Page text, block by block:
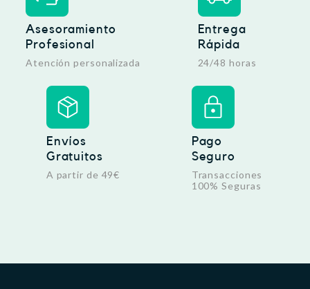
Asesoramiento
Profesional
Atención personalizada
Entrega
Rápida
24/48 horas
Envíos
Gratuitos
A partir de 49€
Pago
Seguro
Transacciones
100% Seguras